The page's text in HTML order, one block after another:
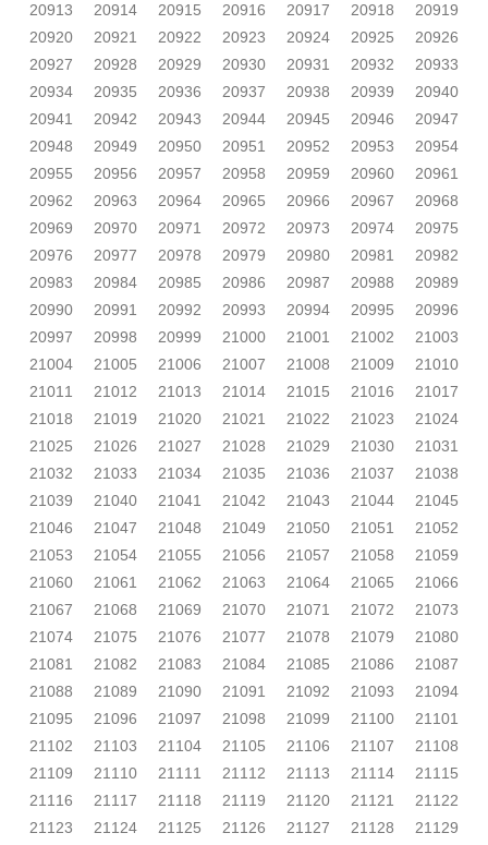
20913
20914 20915 20916 20917 20918
20919
20920
20921 20922 20923 20924 20925
20926
20927
20928 20929 20930 20931 20932
20933
20934
20935 20936 20937 20938 20939
20940
20941
20942 20943 20944 20945 20946
20947
20948
20949 20950 20951 20952 20953
20954
20955
20956 20957 20958 20959 20960
20961
20962
20963 20964 20965 20966 20967
20968
20969
20970 20971 20972 20973 20974
20975
20976
20977 20978 20979 20980 20981
20982
20983
20984 20985 20986 20987 20988
20989
20990
20991 20992 20993 20994 20995
20996
20997
20998 20999 21000 21001 21002
21003
21004
21005 21006 21007 21008 21009
21010
21011
21012 21013 21014 21015 21016
21017
21018
21019 21020 21021 21022 21023
21024
21025
21026 21027 21028 21029 21030
21031
21032
21033 21034 21035 21036 21037
21038
21039
21040 21041 21042 21043 21044
21045
21046
21047 21048 21049 21050 21051
21052
21053
21054 21055 21056 21057 21058
21059
21060
21061 21062 21063 21064 21065
21066
21067
21068 21069 21070 21071 21072
21073
21074
21075 21076 21077 21078 21079
21080
21081
21082 21083 21084 21085 21086
21087
21088
21089 21090 21091 21092 21093
21094
21095
21096 21097 21098 21099 21100
21101
21102
21103 21104 21105 21106 21107
21108
21109
21110 21111 21112 21113 21114
21115
21116
21117 21118 21119 21120 21121
21122
21123
21124 21125 21126 21127 21128
21129